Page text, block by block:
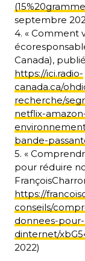
septembre
4. « Comment
Canada),
https://ici.radio-
canada.ca/
recherche/
netflix-
bande-
5. «
pour réduire
https://
conseils/
donnees-
dinternet/
2022)